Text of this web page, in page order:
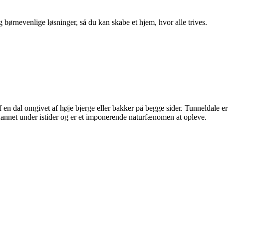
løsninger, så du kan skabe et hjem, hvor alle trives.
dal omgivet af høje bjerge eller bakker på begge sider. Tunneldale er
under istider og er et imponerende naturfænomen at opleve.